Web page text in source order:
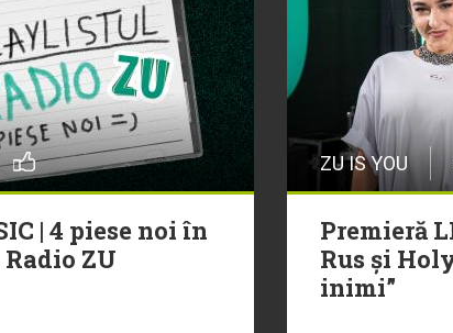
| 4 piese noi în
ZU
ZU IS YOU
Premieră
Rus și
inimi”